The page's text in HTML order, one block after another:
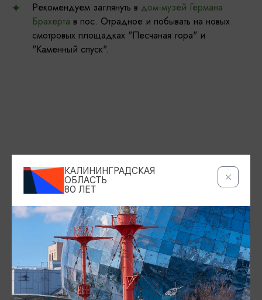
Рекомендуем заглянуть в дом-музей Германа
Брахерта в пос. Отрадное и побывать на новых
смотровых площадках "Песчаная гора" и
"Каменный спуск".
КАЛИНИНГРАДСКАЯ
ОБЛАСТЬ
80 ЛЕТ